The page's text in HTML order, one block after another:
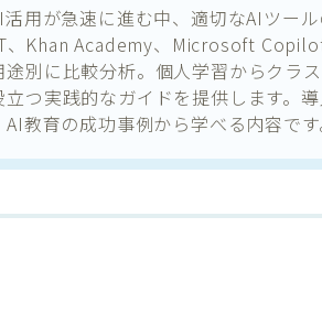
用が急速に進む中、適切なAIツー
、Khan Academy、Microsoft
別に比較分析。個人学習からクラ
立つ実践的なガイドを提供します。
教育の成功事例から学べる内容です